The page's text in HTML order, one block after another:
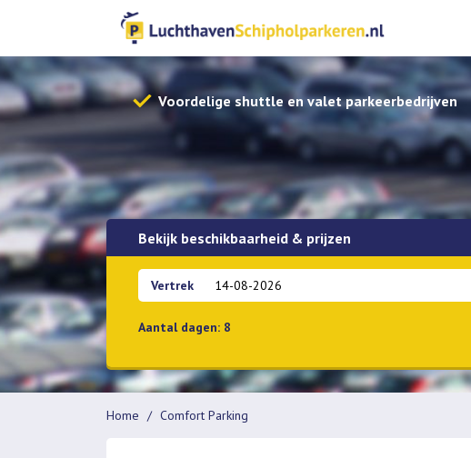
Voordelige shuttle en valet parkeerbedrijven
Bekijk beschikbaarheid & prijzen
Vertrek
Aantal dagen: 8
Home Comfort Parking